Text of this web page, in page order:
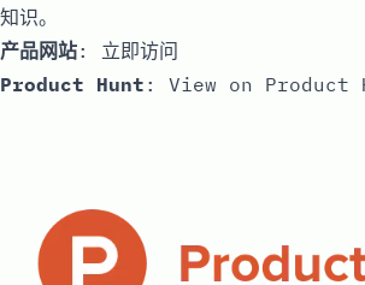
知识。
产品网站: 立即访问
Product Hunt : View on Product